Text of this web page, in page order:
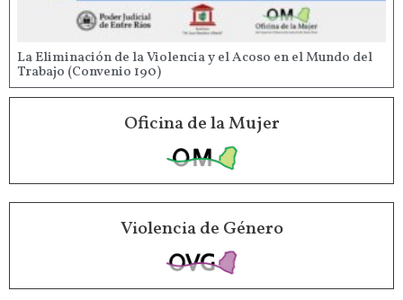
La Eliminación de la Violencia y el Acoso en el Mundo del
Trabajo (Convenio 190)
Oficina de la Mujer
Violencia de Género